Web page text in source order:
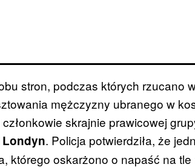
stron, podczas których rzucano
mężczyzny ubranego w
skrajnie prawicowej
. Policja potwierdziła, że
którego oskarżono o napaść na